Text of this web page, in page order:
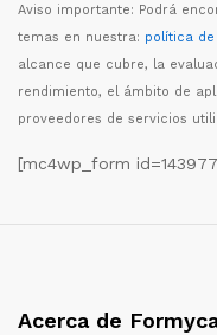
Aviso importante: Podrá
temas en nuestra: política
alcance que cubre, la
rendimiento, el ámbito de
proveedores de servicios
[mc4wp_form
Acerca de